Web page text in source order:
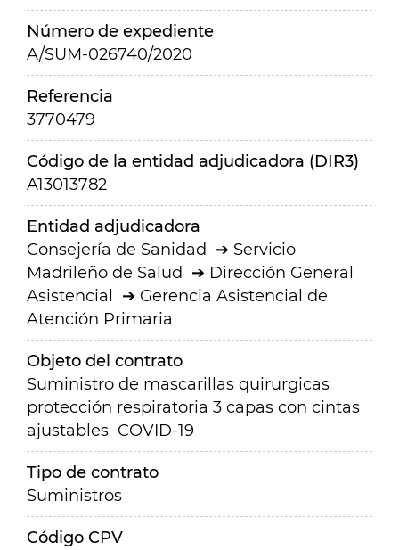
Número de expediente
A/SUM-026740/2020
Referencia
3770479
Código de la entidad adjudicadora (DIR3)
A13013782
Entidad adjudicadora
Consejería de Sanidad
Servicio
Madrileño de Salud
Dirección General
Asistencial
Gerencia Asistencial de
Atención Primaria
Objeto del contrato
Suministro de mascarillas quirurgicas
protección respiratoria 3 capas con cintas
ajustables COVID-19
Tipo de contrato
Suministros
Código CPV